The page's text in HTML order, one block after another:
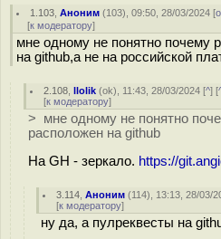
1.103 ,Аноним (103), 09:50, 28/03/2024 [
[к модератору]
мне одному не понятно почему
на github,а не на российской
2.108 ,llolik (ok), 11:43, 28/03/2024 [^] [
[к модератору]
> мне одному не понятно
расположен на github
На GH - зеркало. https://
3.114 ,Аноним (114), 13:13, 28/03/
[к модератору]
ну да, а пулреквесты на